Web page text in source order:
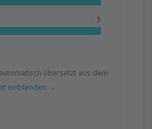
5
übersetzt aus dem
einblenden